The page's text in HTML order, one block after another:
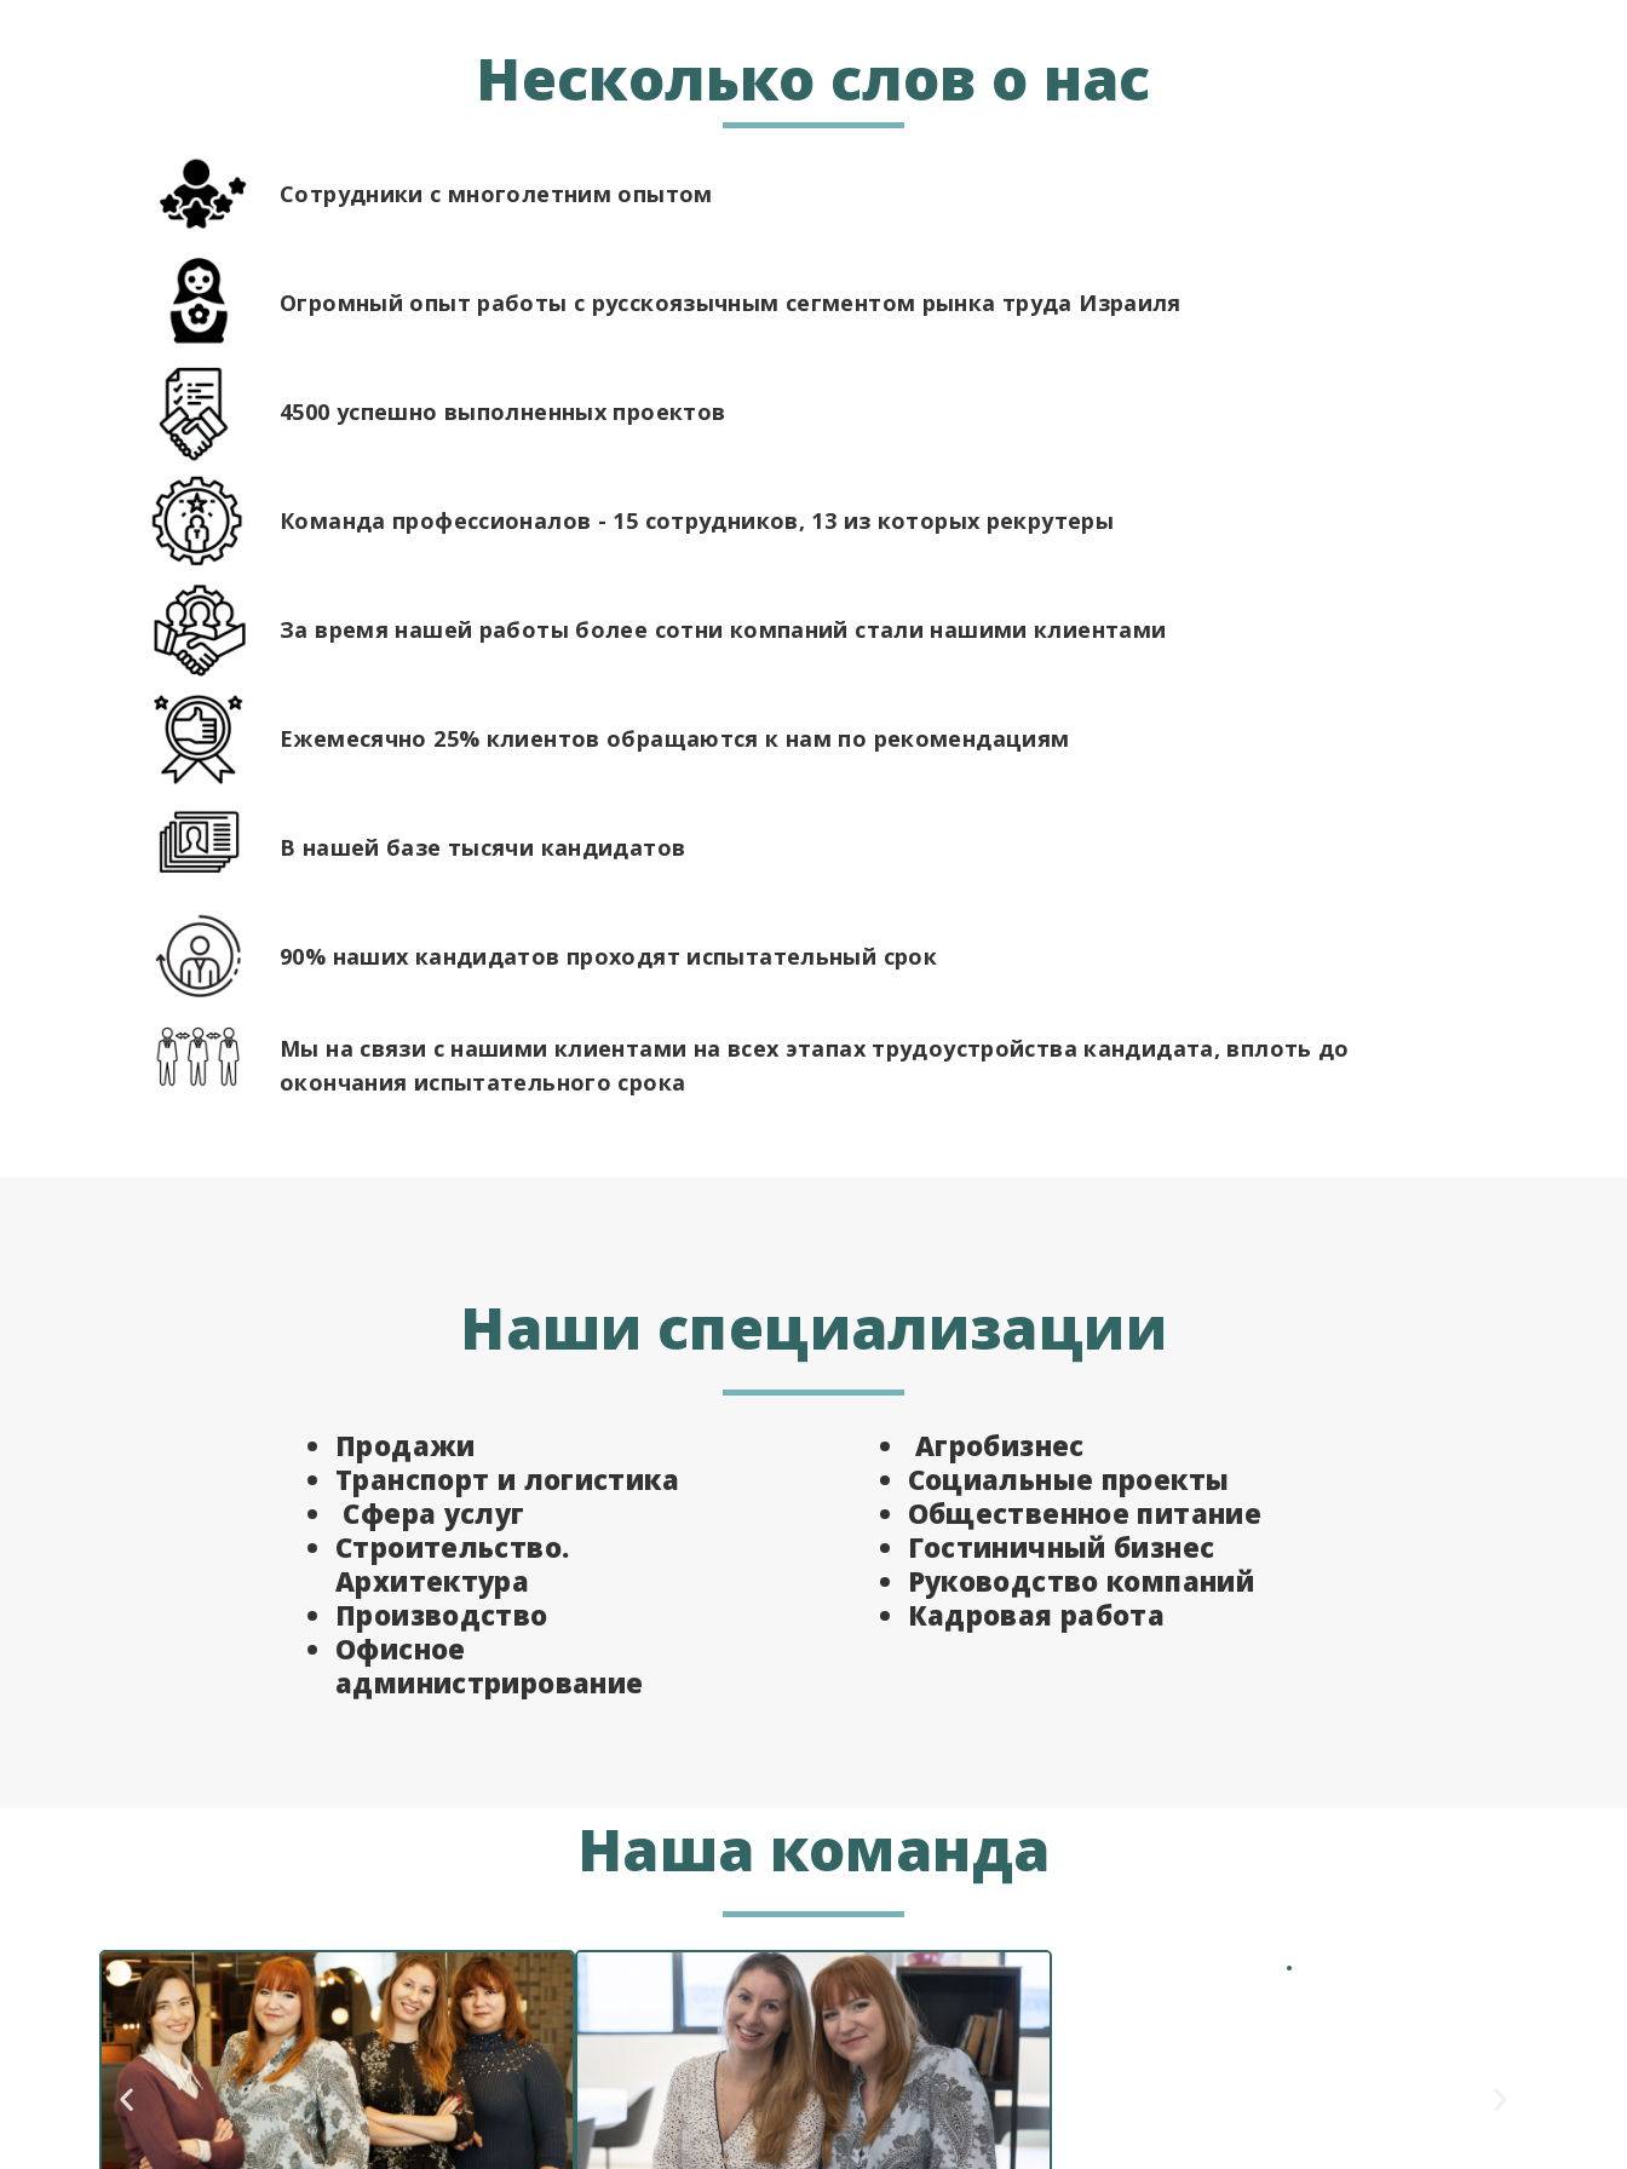
Несколько слов о нас
Сотрудники с многолетним опытом
Огромный опыт работы с русскоязычным сегментом рынка труда Израиля
4500 успешно выполненных проектов
Команда профессионалов - 15 сотрудников, 13 из которых рекрутеры
За время нашей работы более сотни компаний стали нашими клиентами
Ежемесячно 25% клиентов обращаются к нам по рекомендациям
В нашей базе тысячи кандидатов
90% наших кандидатов проходят испытательный срок
Мы на связи с нашими клиентами на всех этапах трудоустройства кандидата, вплоть до
окончания испытательного срока
Наши специализации
Продажи
Транспорт и логистика
Сфера услуг
Строительство.
Архитектура
Производство
Офисное
администрирование
Агробизнес
Социальные проекты
Общественное питание
Гостиничный бизнес
Руководство компаний
Кадровая работа
Наша команда